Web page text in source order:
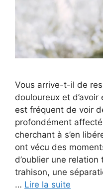
Vous arrive-t-il de
douloureux et d’avoir
est fréquent de voir
profondément
cherchant à s’en
ont vécu des
d’oublier une
trahison, une
… Lire la suite